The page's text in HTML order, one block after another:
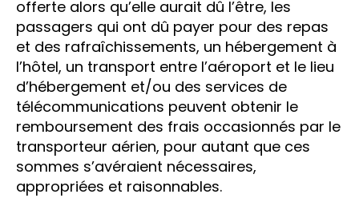
offerte alors qu’elle aurait dû l’être, les
passagers qui ont dû payer pour des repas
et des rafraîchissements, un hébergement à
l’hôtel, un transport entre l’aéroport et le lieu
d’hébergement et/ou des services de
télécommunications peuvent obtenir le
remboursement des frais occasionnés par le
transporteur aérien, pour autant que ces
sommes s’avéraient nécessaires,
appropriées et raisonnables.